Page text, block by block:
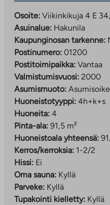
Osoite: Viikinkikuja 4 E
Asuinalue: Hakunila
Kaupunginosan tarkenne:
Postinumero: 01200
Postitoimipaikka: Vantaa
Valmistumisvuosi: 2000
Asumismuoto:
Huoneistotyyppi: 4h+k+s
Huoneita: 4
Pinta-ala: 91,5 m²
Huoneistoala yhteensä:
Kerros/kerroksia: 1-2/2
Hissi: Ei
Oma sauna: Kyllä
Parveke: Kyllä
Tupakointi kielletty: Kyllä